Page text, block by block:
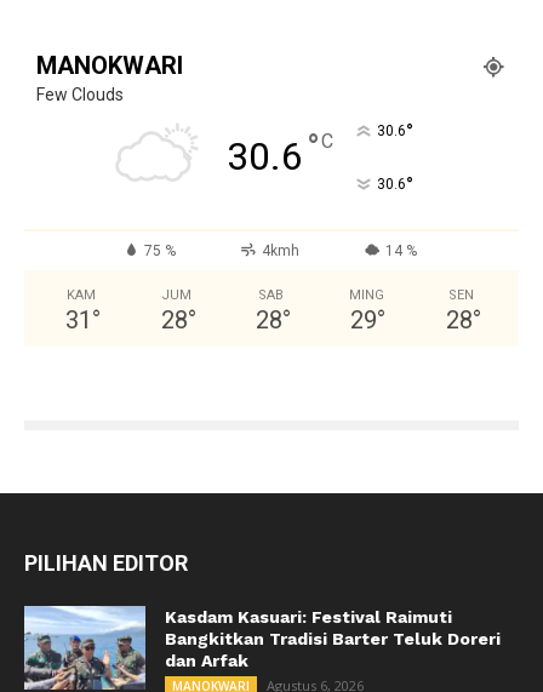
MANOKWARI
Few Clouds
30.6 °C 30.6°
30.6°
75 % 4kmh 14 %
KAM
31 °
JUM
28°
SAB
28°
MING
29°
SEN
28°
PILIHAN EDITOR
Kasdam Kasuari: Festival Raimuti
Bangkitkan Tradisi Barter Teluk Doreri
dan Arfak
MANOKWARI Agustus 6, 2026